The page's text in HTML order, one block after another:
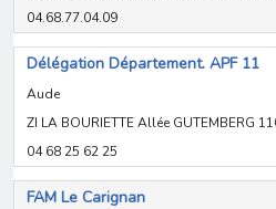
04.68.77.04.09
Délégation Département. APF 11
Aude
ZI LA BOURIETTE Allée GUTEMBERG
04 68 25 62 25
FAM Le Carignan